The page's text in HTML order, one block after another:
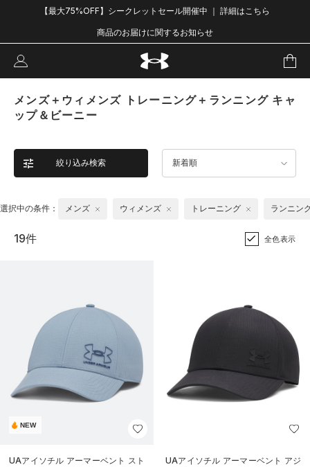
【最大75%OFF】シークレットセール開催中 ｜ 詳細はこちら
商品のお届けに関するお知らせ
メンズ＋ウィメンズ トレーニング＋ランニング キャ
ップ＆ビーニー
絞り込み検索 新着順
選択中の条件： メンズ ウィメンズ トレーニング ランニン
19件 全色表示
NEW
UAアイソチル アーマーベント スト
UAアイソチル アーマーベント アジ